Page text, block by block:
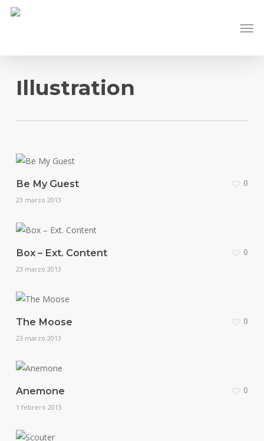
Skip
content
Illustration
Be My Guest
23 marzo 2013
0
Box – Ext. Content
23 marzo 2013
0
The Moose
23 marzo 2013
0
Anemone
1 febrero 2013
0